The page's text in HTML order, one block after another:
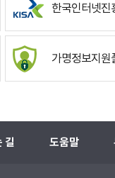
한국인터넷진
가명정보지원
길 도움말